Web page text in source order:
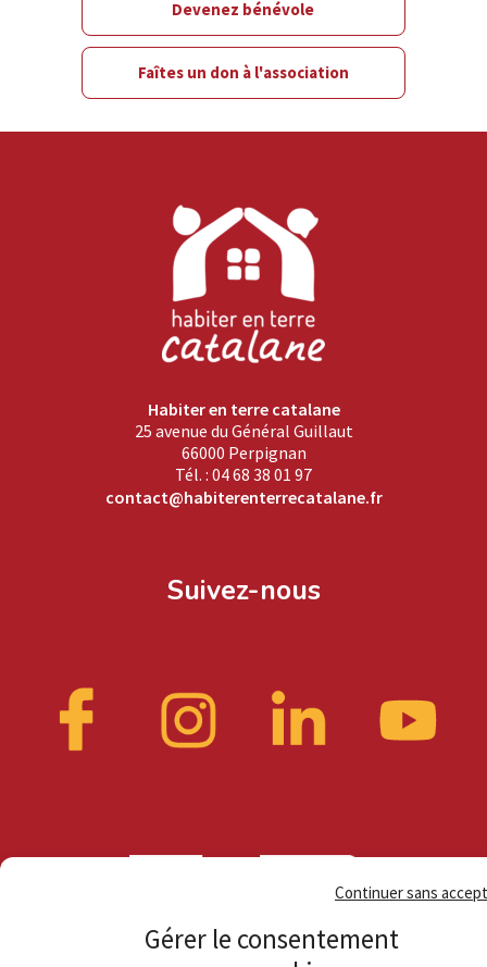
Gérer le consentement
Continuer sans
Devenez bénévole
Faîtes un don à l'association
Habiter en terre catalane
25 avenue du Général Guillaut
66000 Perpignan
Tél. : 04 68 38 01 97
contact@habiterenterrecatalane.fr
Suivez-nous